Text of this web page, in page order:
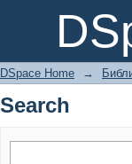
Search
DSpace Home →
Search